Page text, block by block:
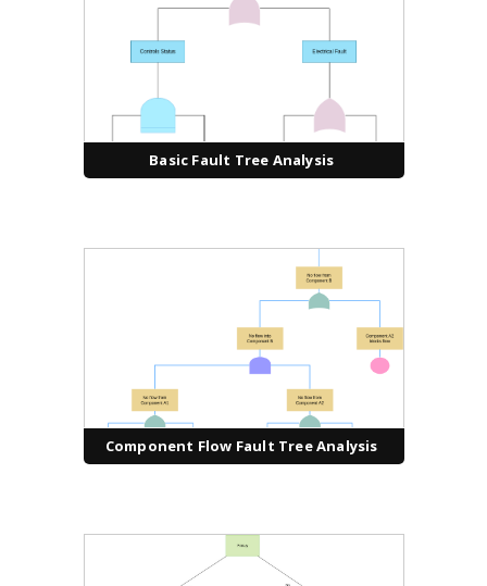
Basic Fault Tree Analysis
Component Flow Fault Tree Analysis